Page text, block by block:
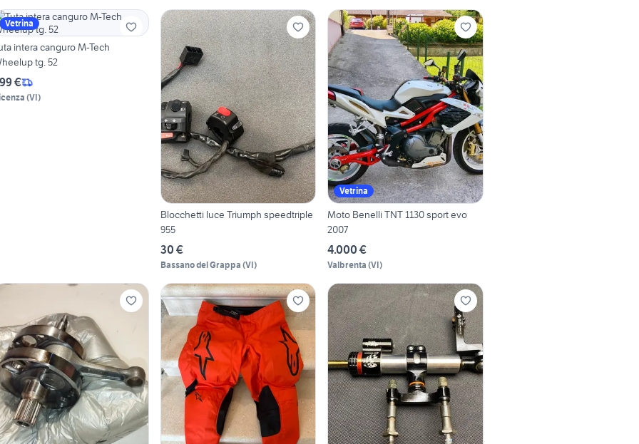
Vetrina
intera canguro M-Tech
tg. 52
€
(VI)
Blocchetti luce Triumph speedtriple
955
30 €
Bassano del Grappa (VI)
Vetrina
Moto Benelli TNT 1130 sport evo
2007
4.000 €
Valbrenta (VI)